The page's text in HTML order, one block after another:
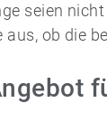
seien
aus, ob die